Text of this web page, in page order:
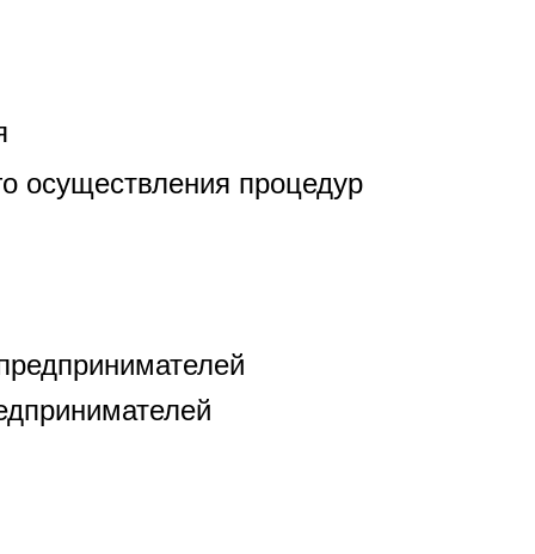
осуществления процедур